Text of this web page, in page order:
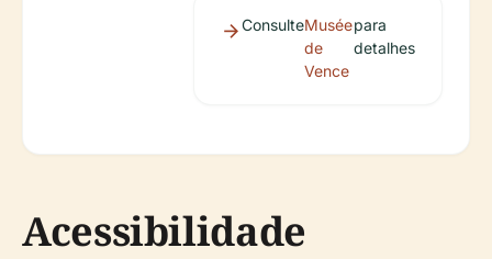
ConsulteMusée
de
Vence
para
detalhes
Acessibilidade